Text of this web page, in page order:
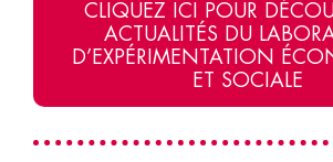
CLIQUEZ ICI POUR
ACTUALITÉS DU
D’EXPÉRIMENTATION
ET SOCIALE